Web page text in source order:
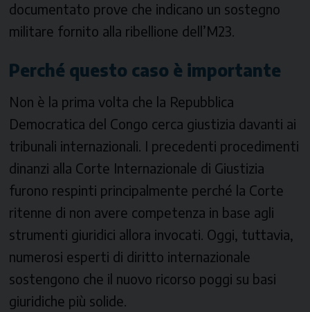
documentato prove che indicano un sostegno
militare fornito alla ribellione dell’M23.
Perché questo caso è importante
Non è la prima volta che la Repubblica
Democratica del Congo cerca giustizia davanti ai
tribunali internazionali. I precedenti procedimenti
dinanzi alla Corte Internazionale di Giustizia
furono respinti principalmente perché la Corte
ritenne di non avere competenza in base agli
strumenti giuridici allora invocati. Oggi, tuttavia,
numerosi esperti di diritto internazionale
sostengono che il nuovo ricorso poggi su basi
giuridiche più solide.